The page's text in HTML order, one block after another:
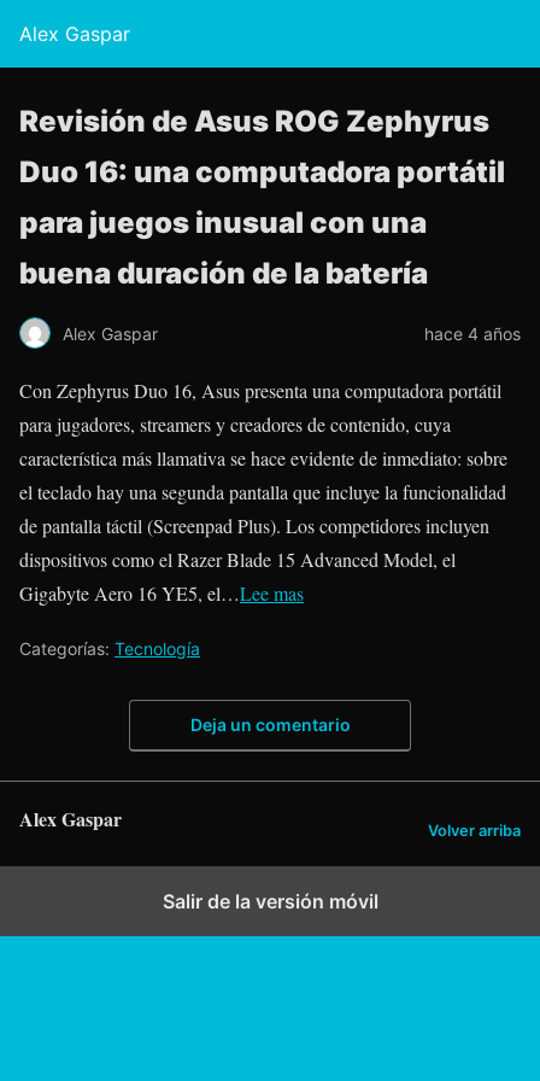
Alex Gaspar
Revisión de Asus ROG Zephyrus
Duo 16: una computadora portátil
para juegos inusual con una
buena duración de la batería
Alex Gaspar hace 4 años
Con Zephyrus Duo 16, Asus presenta una computadora portátil
para jugadores, streamers y creadores de contenido, cuya
característica más llamativa se hace evidente de inmediato: sobre
el teclado hay una segunda pantalla que incluye la funcionalidad
de pantalla táctil (Screenpad Plus). Los competidores incluyen
dispositivos como el Razer Blade 15 Advanced Model, el
Gigabyte Aero 16 YE5, el…Lee mas
Categorías: Tecnología
Deja un comentario
Alex Gaspar Volver arriba
Salir de la versión móvil